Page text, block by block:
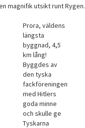
magnifik utsikt runt Rygen.
Prora, väldens
längsta
byggnad, 4,5
km lång!
Byggdes av
den tyska
fackföreningen
med Hitlers
goda minne
och skulle ge
Tyskarna